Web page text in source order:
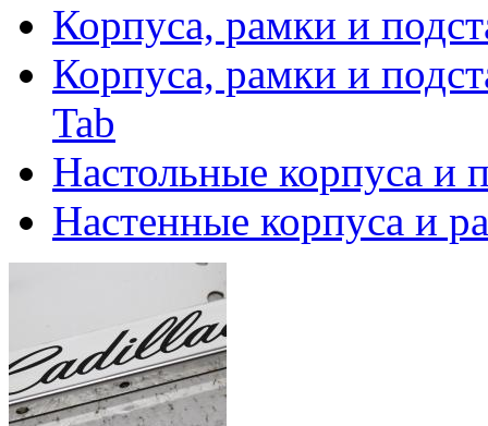
Корпуса, рамки и
Корпуса, рамки и
Tab
Настольные корпуса и
Настенные корпуса и